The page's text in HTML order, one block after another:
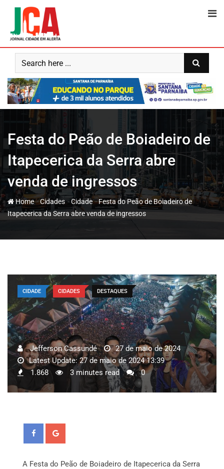
content
Festa do Peão de Boiadeiro de
Itapecerica da Serra abre
venda de ingressos
Home-Cidades-Cidade-Festa do Peão de Boiadeiro de
Itapecerica da Serra abre venda de ingressos
CIDADE CIDADES DESTAQUES
Jefferson Cassundé
27 de maio de 2024
Latest Update: 27 de maio de 2024 13:39
1.868
3 minutes read 0
A Festa do Peão de Boiadeiro de Itapecerica da Serra